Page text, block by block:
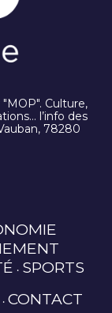
Culture,
l’info des
78280
SPORTS
CONTACT